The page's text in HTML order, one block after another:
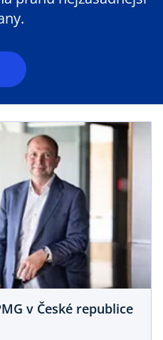
v České republice